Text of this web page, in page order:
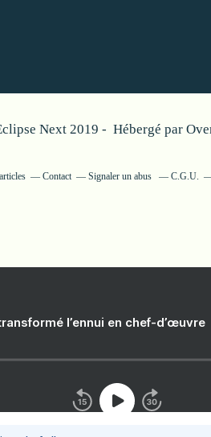
Next 2019 - Hébergé par
Contact Signaler un abus C.G.U.
l’ennui en chef-d’œuvre